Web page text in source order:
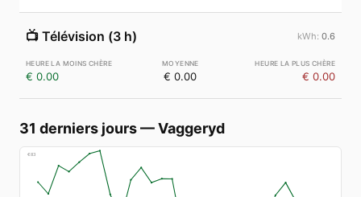
📺 Télévision (3 h) 0.6
€ 0.00 € 0.00 € 0.00
31 derniers jours—Vaggeryd
€83